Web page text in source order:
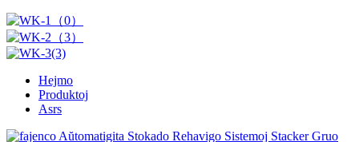
Hejmo
Produktoj
Asrs